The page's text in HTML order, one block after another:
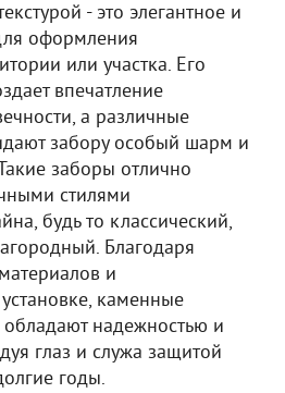
- это элегантное и
оформления
или участка. Его
впечатление
а различные
забору особый шарм и
заборы отлично
стилями
будь то классический,
Благодаря
и
каменные
обладают надежностью и
глаз и служа защитой
годы.